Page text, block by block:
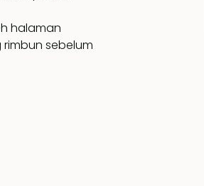
halaman
sebelum
Dengan langit-